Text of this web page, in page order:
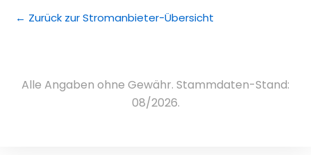
← Zurück zur Stromanbieter-Übersicht
Alle Angaben ohne Gewähr. Stammdaten-Stand:
08/2026.